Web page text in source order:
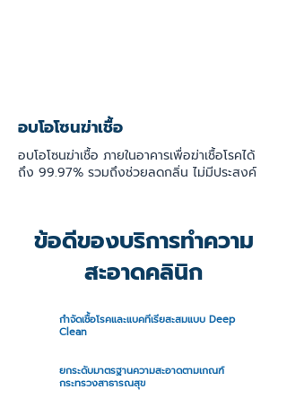
อบโอโซนฆ่าเชื้อ
อบโอโซนฆ่าเชื้อ ภายในอาคารเพื่อฆ่าเชื้อโรคได้
ถึง 99.97% รวมถึงช่วยลดกลิ่น ไม่มีประสงค์
ข้อดีของบริการทำความ
สะอาดคลินิก
กำจัดเชื้อโรคและแบคทีเรียสะสมแบบ Deep
Clean
ยกระดับมาตรฐานความสะอาดตามเกณฑ์
กระทรวงสาธารณสุข